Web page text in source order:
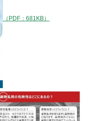
（PDF：681KB）